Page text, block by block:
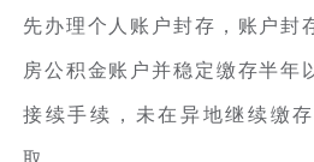
先办理个人账户封存，账户封
房公积金账户并稳定缴存半年
接续手续，未在异地继续缴